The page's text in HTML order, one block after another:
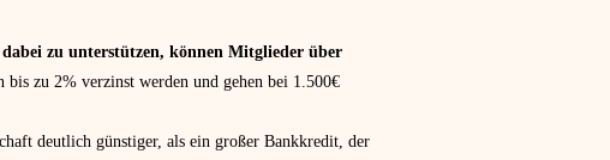
dabei zu unterstützen, können Mitglieder über
bis zu 2% verzinst werden und gehen bei 1.500€
deutlich günstiger, als ein großer Bankkredit, der